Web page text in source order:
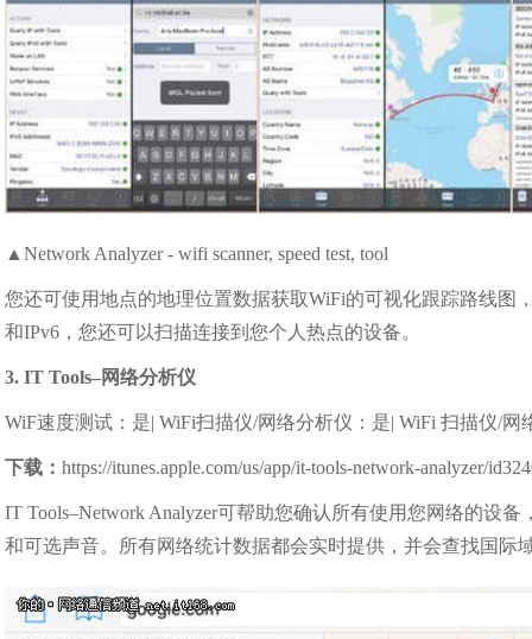
▲Network Analyzer - wifi scanner, speed test, tool
您还可使用地点的地理位置数据获取WiFi的可视化跟踪路线图
和IPv6，您还可以扫描连接到您个人热点的设备。
3. IT Tools–网络分析仪
WiF速度测试：是| WiFi扫描仪/网络分析仪：是| WiFi 扫描仪/
下载：https://itunes.apple.com/us/app/it-tools-network-analyzer/
IT Tools–Network Analyzer可帮助您确认所有使用您网络的设
和可选声音。所有网络统计数据都会实时提供，并会查找国际